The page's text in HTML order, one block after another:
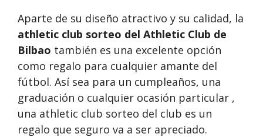
Aparte de su diseño atractivo y su calidad, la
athletic club sorteo del Athletic Club de
Bilbao también es una excelente opción
como regalo para cualquier amante del
fútbol. Así sea para un cumpleaños, una
graduación o cualquier ocasión particular ,
una athletic club sorteo del club es un
regalo que seguro va a ser apreciado.